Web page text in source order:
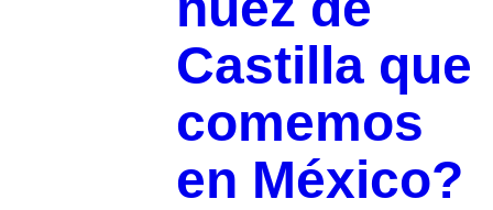
Castilla que
comemos
en México?